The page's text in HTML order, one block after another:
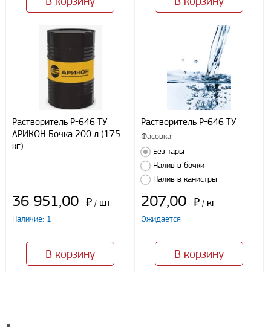
персональных данных, в соответствии с федеральным законом от
целей, определенных
Политикой конфиденциальности
Отправить
Растворитель Р-646 ТУ
АРИКОН Бочка 200 л (175
кг)
36 951,00 ₽ / шт
Наличие: 1
В корзину
Растворитель Р-646 ТУ
Фасовка:
Без тары
Налив в бочки
Налив в канистры
207,00 ₽ / кг
Ожидается
В корзину